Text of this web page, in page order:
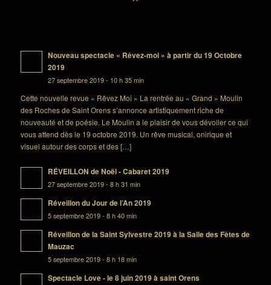
Nouveau spectacle « Rêvez-moi » à partir du 19 Octobre
2019
27 septembre 2019 - 10 h 35 min
Cette nouvelle revue « Rêvez Moi » La rentrée au « Grand » Moulin
des Roches de Saint Orens s’annonce artistiquement riche de
nouveauté et de poésie. Le Moulin a le plaisir de vous dévoiler ce qui
vous attend dès le 19 octobre 2019. Un rêve musical, onirique et
visuel autour des corps et des […]
RÉVEILLON de Noël - Cabaret 2019
27 septembre 2019 - 8 h 31 min
Réveillon du Jour de l’An 2019
5 septembre 2019 - 8 h 40 min
Réveillon de la Saint Sylvestre 2019 à la Salle des Fêtes de
Mauzac
5 septembre 2019 - 8 h 18 min
Spectacle Love - le 8 juin 2019 à saint Orens